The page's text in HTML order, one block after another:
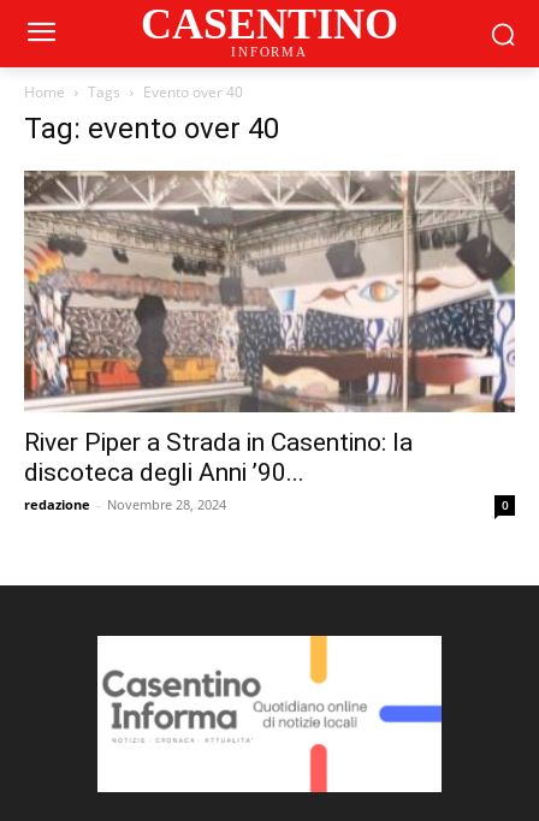
CASENTINO
INFORMA
Home Tags Evento over 40
Tag: evento over 40
River Piper a Strada in Casentino: la
discoteca degli Anni ’90...
redazione - Novembre 28, 2024 0